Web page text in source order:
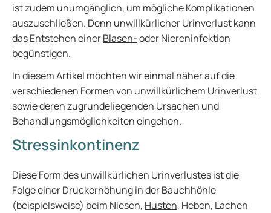
ist zudem unumgänglich, um mögliche Komplikationen
auszuschließen. Denn unwillkürlicher Urinverlust kann
das Entstehen einerBlasen-oder Niereninfektion
begünstigen.
In diesem Artikel möchten wir einmal näher auf die
verschiedenen Formen von unwillkürlichem Urinverlust
sowie deren zugrundeliegenden Ursachen und
Behandlungsmöglichkeiten eingehen.
Stressinkontinenz
Diese Form des unwillkürlichen Urinverlustes ist die
Folge einer Druckerhöhung in der Bauchhöhle
(beispielsweise) beim Niesen, Husten, Heben, Lachen